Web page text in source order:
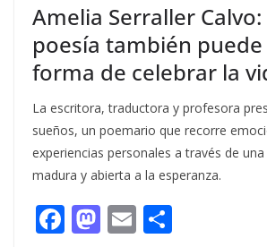
Amelia Serraller Calvo:
poesía también
forma de celebrar la
La escritora, traductora y profesora
sueños, un poemario que recorre
experiencias personales a través de
madura y abierta a la esperanza.
F M E